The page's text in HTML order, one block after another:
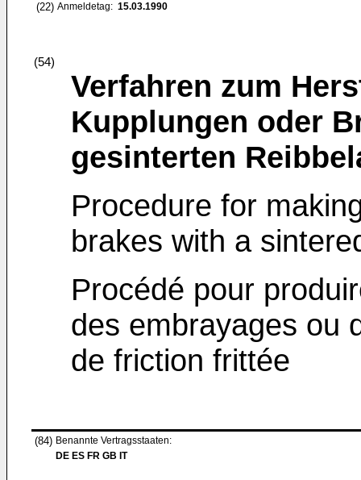
(22) Anmeldetag: 15.03.1990
(54)
Verfahren zum
Kupplungen oder
gesinterten
Procedure for
brakes with a
Procédé pour
des embrayages ou
de friction frittée
(84) Benannte Vertragsstaaten:
DE ES FR GB IT